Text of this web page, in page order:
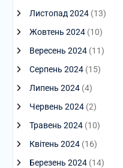
Листопад 2024(13)
Жовтень 2024(10)
Вересень 2024(11)
Серпень 2024(15)
Липень 2024(4)
Червень 2024(2)
Травень 2024(10)
Квітень 2024(16)
Березень 2024(14)